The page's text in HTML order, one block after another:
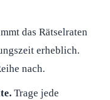
das Rätselraten
erheblich.
nach.
Trage jede